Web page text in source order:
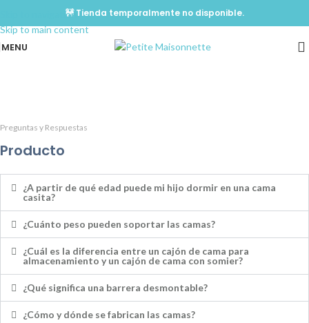
Skip to navigation
Skip to main content
🚧 Tienda temporalmente no disponible.
MENU
Preguntas y Respuestas
Producto
¿A partir de qué edad puede mi hijo dormir en una cama
casita?
¿Cuánto peso pueden soportar las camas?
¿Cuál es la diferencia entre un cajón de cama para
almacenamiento y un cajón de cama con somier?
¿Qué significa una barrera desmontable?
¿Cómo y dónde se fabrican las camas?